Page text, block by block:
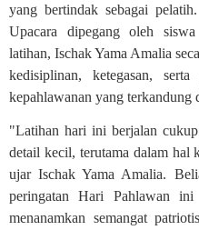
yang bertindak sebagai
Upacara dipegang oleh
latihan, Ischak Yama Amalia
kedisiplinan, ketegasan,
kepahlawanan yang terkandung
"Latihan hari ini berjalan
detail kecil, terutama dalam hal
ujar Ischak Yama Amalia.
peringatan Hari Pahlawan ini
menanamkan semangat